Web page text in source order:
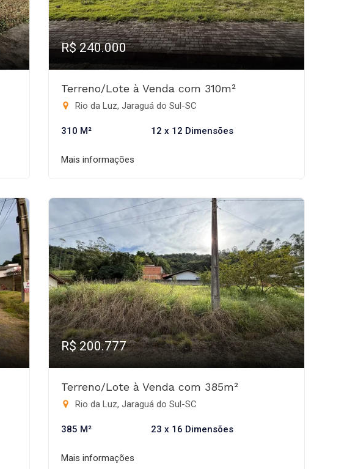
R$ 240.000
Terreno/Lote à Venda com 310m²
Rio da Luz, Jaraguá do Sul-SC
310 M² 12 x 12 Dimensões
Mais informações
R$ 200.777
Terreno/Lote à Venda com 385m²
Rio da Luz, Jaraguá do Sul-SC
385 M² 23 x 16 Dimensões
Mais informações